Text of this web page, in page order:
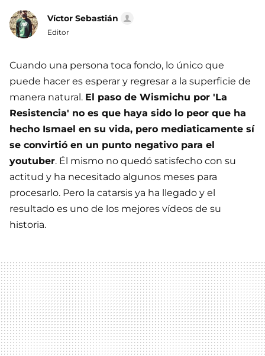
Víctor Sebastián
Editor
Cuando una persona toca fondo, lo único que
puede hacer es esperar y regresar a la superficie de
manera natural. El paso de Wismichu por 'La
Resistencia' no es que haya sido lo peor que ha
hecho Ismael en su vida, pero mediaticamente sí
se convirtió en un punto negativo para el
youtuber. Él mismo no quedó satisfecho con su
actitud y ha necesitado algunos meses para
procesarlo. Pero la catarsis ya ha llegado y el
resultado es uno de los mejores vídeos de su
historia.